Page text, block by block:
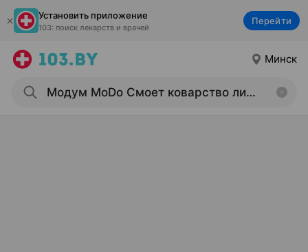
Установить приложение
103: поиск лекарств и врачей
Перейти
Минск